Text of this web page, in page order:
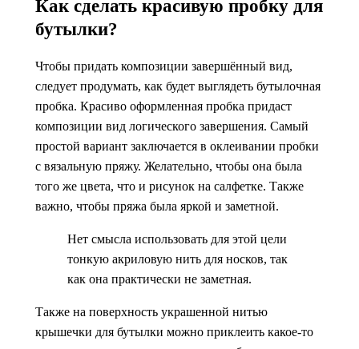
Как сделать красивую пробку для
бутылки?
Чтобы придать композиции завершённый вид,
следует продумать, как будет выглядеть бутылочная
пробка. Красиво оформленная пробка придаст
композиции вид логического завершения. Самый
простой вариант заключается в оклеивании пробки
с вязальную пряжу. Желательно, чтобы она была
того же цвета, что и рисунок на салфетке. Также
важно, чтобы пряжа была яркой и заметной.
Нет смысла использовать для этой цели
тонкую акриловую нить для носков, так
как она практически не заметная.
Также на поверхность украшенной нитью
крышечки для бутылки можно приклеить какое-то